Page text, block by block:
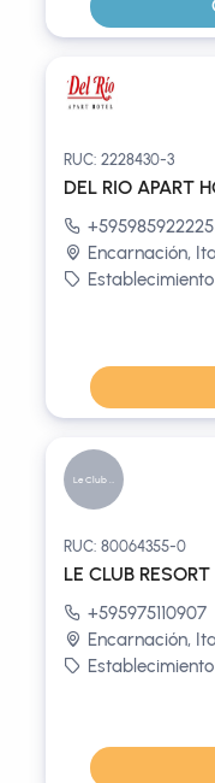
RUC: 2228430-3
DEL RIO APART
+595985922225
Encarnación,
RUC: 80064355-0
LE CLUB
+595975110907
Encarnación,